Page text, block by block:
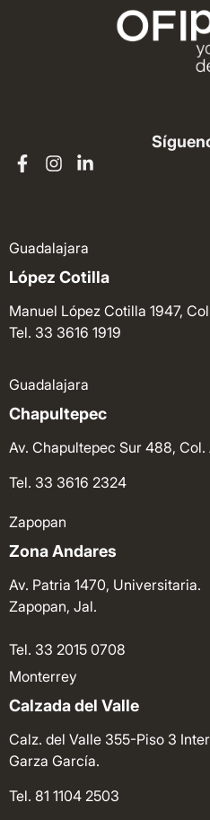
Guadalajara
López Cotilla
Manuel López Cotilla 1947,
Tel. 33 3616 1919
Guadalajara
Chapultepec
Av. Chapultepec Sur 488,
Tel. 33 3616 2324
Zapopan
Zona Andares
Av. Patria 1470, Universitaria.
Zapopan, Jal.
Tel. 33 2015 0708
Monterrey
Calzada del Valle
Calz. del Valle 355-Piso 3
Garza García.
Tel. 81 1104 2503